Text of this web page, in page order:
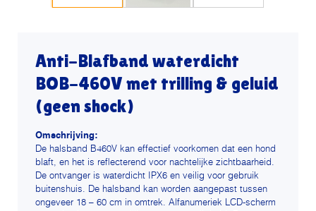
Anti-Blafband waterdicht
BOB-460V met trilling & geluid
(geen shock)
Omschrijving:
De halsband B460V kan effectief voorkomen dat een hond
blaft, en het is reflecterend voor nachtelijke zichtbaarheid.
De ontvanger is waterdicht IPX6 en veilig voor gebruik
buitenshuis. De halsband kan worden aangepast tussen
ongeveer 18 – 60 cm in omtrek. Alfanumeriek LCD-scherm